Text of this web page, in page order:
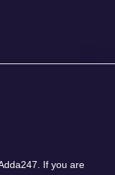
If you are